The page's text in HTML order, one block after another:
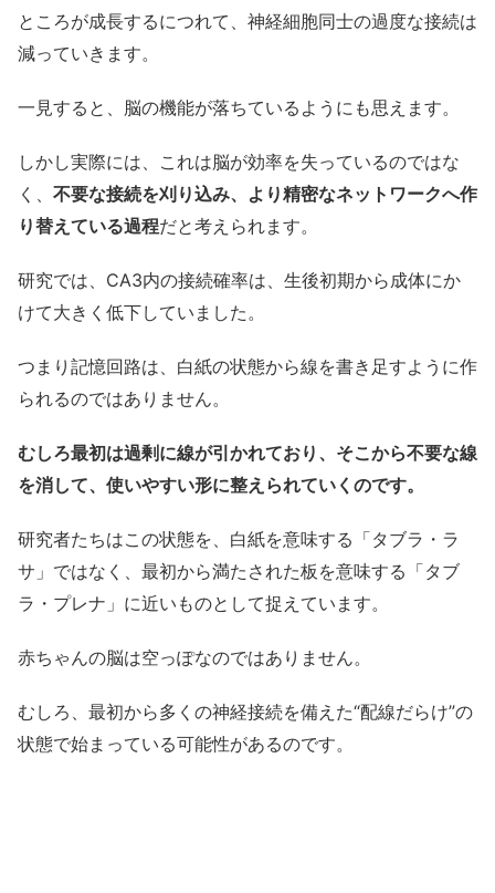
ところが成長するにつれて、神経細胞同士の過度な接続は
減っていきます。
一見すると、脳の機能が落ちているようにも思えます。
しかし実際には、これは脳が効率を失っているのではな
く、 不要な接続を刈り込み、より精密なネットワークへ作
り替えている過程だと考えられます。
研究では、CA3内の接続確率は、生後初期から成体にか
けて大きく低下していました。
つまり記憶回路は、白紙の状態から線を書き足すように作
られるのではありません。
むしろ最初は過剰に線が引かれており、そこから不要な線
を消して、使いやすい形に整えられていくのです。
研究者たちはこの状態を、白紙を意味する「タブラ・ラ
サ」ではなく、最初から満たされた板を意味する「タブ
ラ・プレナ」に近いものとして捉えています。
赤ちゃんの脳は空っぽなのではありません。
むしろ、最初から多くの神経接続を備えた“配線だらけ”の
状態で始まっている可能性があるのです。